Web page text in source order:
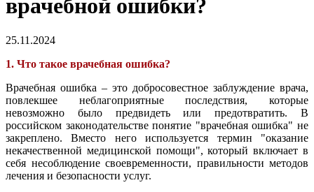
врачебной ошибки?
25.11.2024
1. Что такое врачебная ошибка?
Врачебная ошибка – это добросовестное заблуждение врача,
повлекшее неблагоприятные последствия, которые
невозможно было предвидеть или предотвратить. В
российском законодательстве понятие "врачебная ошибка" не
закреплено. Вместо него используется термин "оказание
некачественной медицинской помощи", который включает в
себя несоблюдение своевременности, правильности методов
лечения и безопасности услуг.